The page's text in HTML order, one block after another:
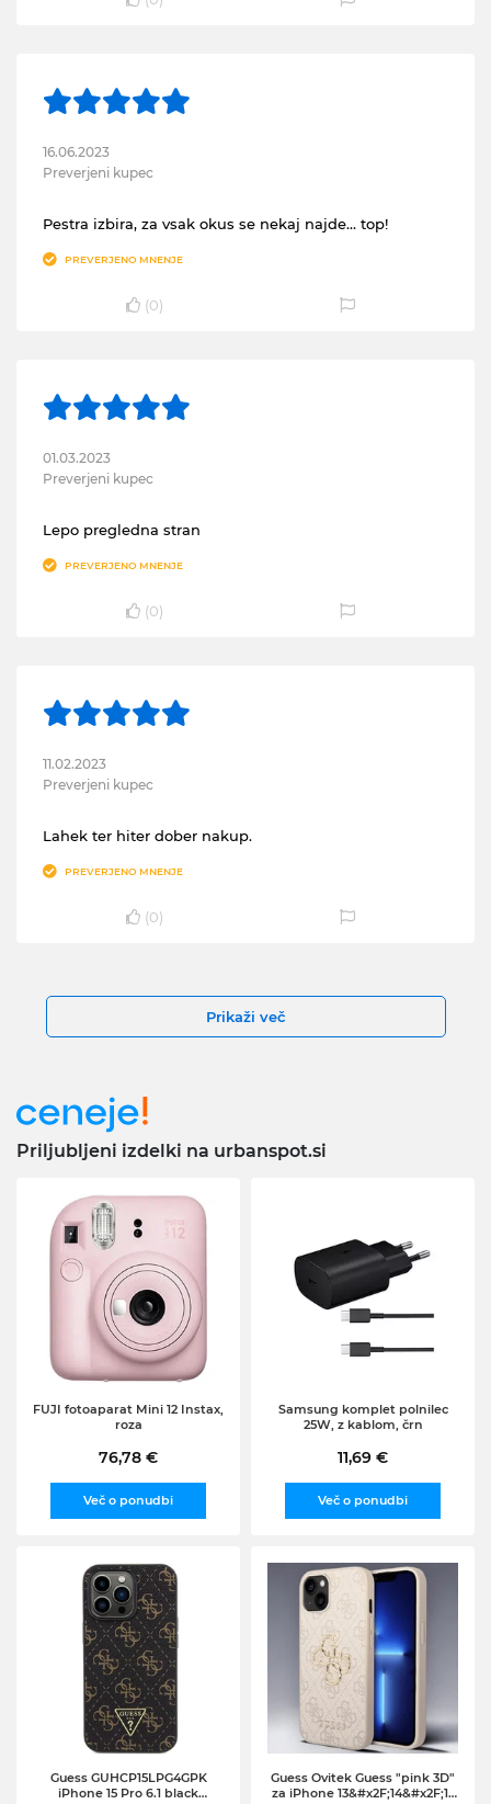
16.06.2023
Preverjeni kupec
Pestra izbira, za vsak okus se nekaj najde… top!
PREVERJENO MNENJE
(0)
01.03.2023
Preverjeni kupec
Lepo pregledna stran
PREVERJENO MNENJE
(0)
11.02.2023
Preverjeni kupec
Lahek ter hiter dober nakup.
PREVERJENO MNENJE
(0)
Prikaži več
Priljubljeni izdelki na urbanspot.si
FUJI fotoaparat Mini 12 Instax,
roza
76,78 €
Več o ponudbi
Samsung komplet polnilec
25W, z kablom, črn
11,69 €
Več o ponudbi
Guess GUHCP15LPG4GPK
iPhone 15 Pro 6.1 black
Guess Ovitek Guess "pink 3D"
za iPhone 13&#x2F;14&#x2F;15